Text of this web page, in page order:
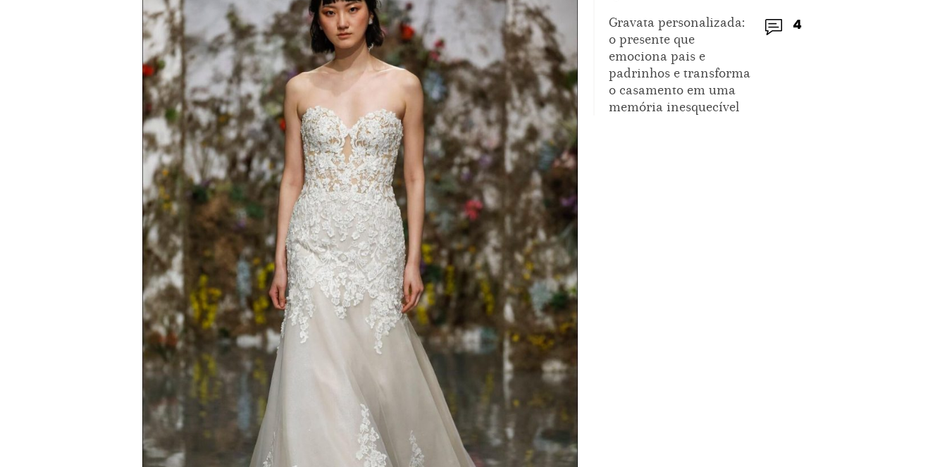
4
Gravata personalizada:
o presente que
emociona pais e
padrinhos e transforma
o casamento em uma
memória inesquecível